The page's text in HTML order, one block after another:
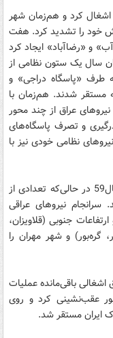
را اشغال کرد و هم‌زمان شهر
خود را تشدید کرد. هفت
و «رضاآباد» ایجاد کرد
در 29 شهریور همان سال یک ستون نظامی از
طرف «پاسگاه دراجی» و
منطقه مستقر شدند. هم‌زمان با
هجوم سراسری در روز 31 شهیورماه سال 1359 نیروهای عراق از چند محور
و تصرف پاسگاه‌های
نظامی خودی نیز با
ارتش عراق در ادامه حملات خود، 12 مهرماه سال59 در حالی‌که تعدادی از
نیروهای عراقی
جنوبی (قلاویزان،
و شهر مهران را
باقی‌مانده عملیات
عقب‌نشینی کرد و روی
ایران مستقر شد.